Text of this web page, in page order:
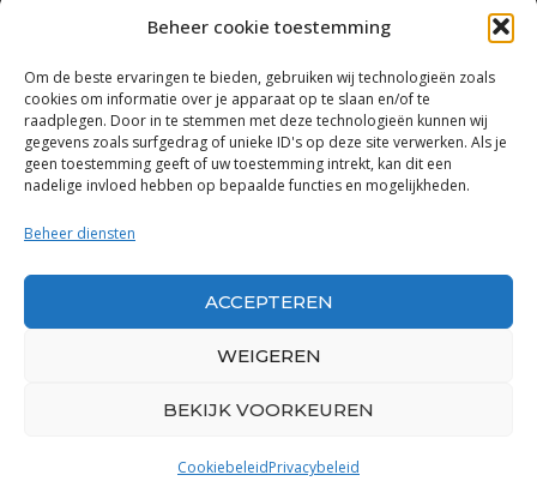
Beheer cookie toestemming
Om de beste ervaringen te bieden, gebruiken wij technologieën zoals
cookies om informatie over je apparaat op te slaan en/of te
raadplegen. Door in te stemmen met deze technologieën kunnen wij
gegevens zoals surfgedrag of unieke ID's op deze site verwerken. Als je
geen toestemming geeft of uw toestemming intrekt, kan dit een
nadelige invloed hebben op bepaalde functies en mogelijkheden.
Beheer diensten
ACCEPTEREN
WEIGEREN
BEKIJK VOORKEUREN
CookiebeleidPrivacybeleid
“Voor de mooiste Blues, Rock, Roots &
Americana”
Copyright 2019 – 2026 Bluestown Music – All